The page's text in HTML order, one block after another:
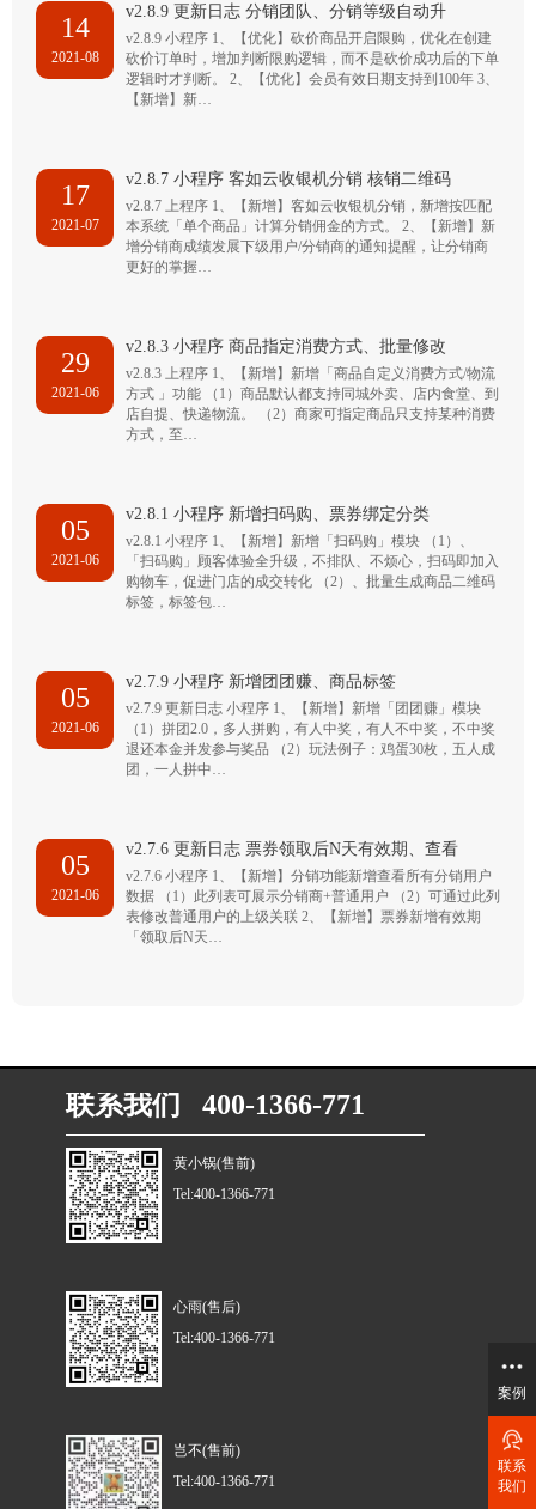
14
2021-08
v2.8.9 更新日志 分销团队、分销等级自动升
v2.8.9 小程序 1、【优化】砍价商品开启限购，优化在创建
砍价订单时，增加判断限购逻辑，而不是砍价成功后的下单
逻辑时才判断。 2、【优化】会员有效日期支持到100年 3、
【新增】新…
17
2021-07
v2.8.7 小程序 客如云收银机分销 核销二维码
v2.8.7 上程序 1、【新增】客如云收银机分销，新增按匹配
本系统「单个商品」计算分销佣金的方式。 2、【新增】新
增分销商成绩发展下级用户/分销商的通知提醒，让分销商
更好的掌握…
29
2021-06
v2.8.3 小程序 商品指定消费方式、批量修改
v2.8.3 上程序 1、【新增】新增「商品自定义消费方式/物流
方式 」功能 （1）商品默认都支持同城外卖、店内食堂、到
店自提、快递物流。 （2）商家可指定商品只支持某种消费
方式，至…
05
2021-06
v2.8.1 小程序 新增扫码购、票券绑定分类
v2.8.1 小程序 1、【新增】新增「扫码购」模块 （1）、
「扫码购」顾客体验全升级，不排队、不烦心，扫码即加入
购物车，促进门店的成交转化 （2）、批量生成商品二维码
标签，标签包…
05
2021-06
v2.7.9 小程序 新增团团赚、商品标签
v2.7.9 更新日志 小程序 1、【新增】新增「团团赚」模块
（1）拼团2.0，多人拼购，有人中奖，有人不中奖，不中奖
退还本金并发参与奖品 （2）玩法例子：鸡蛋30枚，五人成
团，一人拼中…
05
2021-06
v2.7.6 更新日志 票券领取后N天有效期、查看
v2.7.6 小程序 1、【新增】分销功能新增查看所有分销用户
数据 （1）此列表可展示分销商+普通用户 （2）可通过此列
表修改普通用户的上级关联 2、【新增】票券新增有效期
「领取后N天…
联系我们 400-1366-771
黄小锅(售前)
Tel:400-1366-771
心雨(售后)
Tel:400-1366-771
岂不(售前)
Tel:400-1366-771
案例
联系
我们